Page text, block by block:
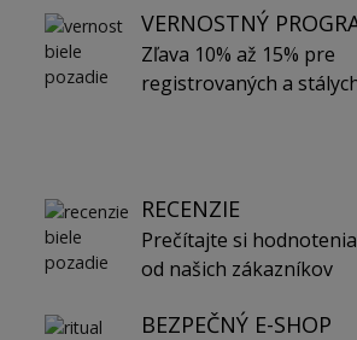
VERNOSTNÝ
Zľava 10% až 15% pre
registrovaných a
RECENZIE
Prečítajte si hodnotenia
od našich zákazníkov
BEZPEČNÝ E-SHOP